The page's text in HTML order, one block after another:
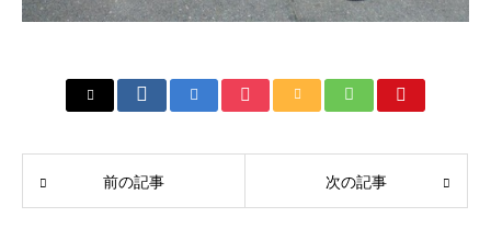
前の記事 次の記事